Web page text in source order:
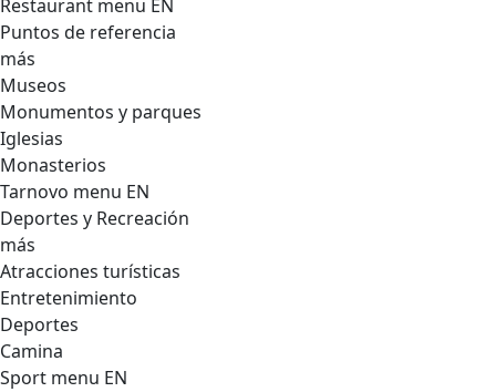
Restaurant menu EN
Puntos de referencia
más
Museos
Monumentos y parques
Iglesias
Monasterios
Tarnovo menu EN
Deportes y Recreación
más
Atracciones turísticas
Entretenimiento
Deportes
Camina
Sport menu EN